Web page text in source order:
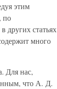
этим
по
других статьях
много
Для нас,
что А. Д.